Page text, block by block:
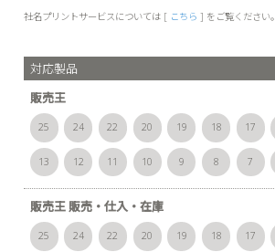
社名プリントサービスについては [ こちら ] をご覧ください。
対応製品
販売王
25 24 22 20 19 18 17
13 12 11 10 9 8 7
販売王 販売・仕入・在庫
25 24 22 20 19 18 17